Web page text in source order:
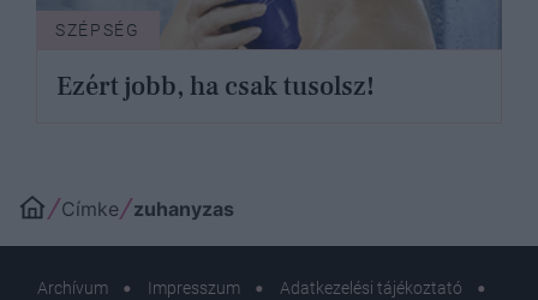
SZÉPSÉG
Ezért jobb, ha csak tusolsz!
Címke zuhanyzas
Archívum Impresszum
Adatkezelési tájékoztató